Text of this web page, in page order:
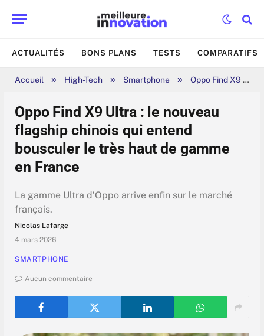
ACTUALITÉS BONS PLANS TESTS COMPARATIFS
Accueil » High-Tech » Smartphone » Oppo Find X9 Ultra : le nouveau flagship chinois qui entend bousculer le très haut de gamme en France
Oppo Find X9 Ultra : le nouveau
flagship chinois qui entend
bousculer le très haut de gamme
en France
La gamme Ultra d’Oppo arrive enfin sur le marché
français.
Nicolas Lafarge
4 mars 2026
SMARTPHONE
Aucun commentaire